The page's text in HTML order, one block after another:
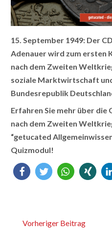
15. September 1949: Der
Adenauer wird zum ersten
nach dem Zweiten
soziale Marktwirtschaft
Bundesrepublik
Erfahren Sie mehr über die
nach dem Zweiten
“getucated
Quizmodul!
Vorheriger Beitrag